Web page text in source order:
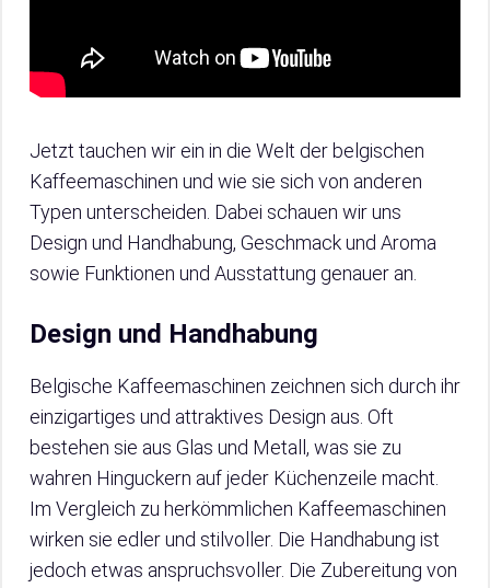
Jetzt tauchen wir ein in die Welt der belgischen
Kaffeemaschinen und wie sie sich von anderen
Typen unterscheiden. Dabei schauen wir uns
Design und Handhabung, Geschmack und Aroma
sowie Funktionen und Ausstattung genauer an.
Design und Handhabung
Belgische Kaffeemaschinen zeichnen sich durch ihr
einzigartiges und attraktives Design aus. Oft
bestehen sie aus Glas und Metall, was sie zu
wahren Hinguckern auf jeder Küchenzeile macht.
Im Vergleich zu herkömmlichen Kaffeemaschinen
wirken sie edler und stilvoller. Die Handhabung ist
jedoch etwas anspruchsvoller. Die Zubereitung von